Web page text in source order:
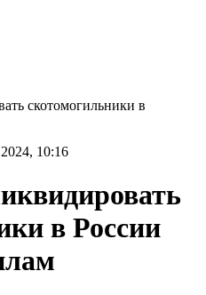
скотомогильники в
10:16
в России